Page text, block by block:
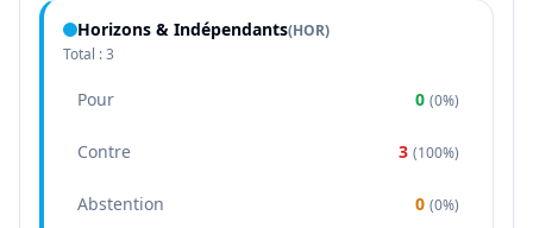
Horizons & Indépendants(HOR)
Total :3
Pour 0 (0%)
Contre 3 (100%)
Abstention 0 (0%)